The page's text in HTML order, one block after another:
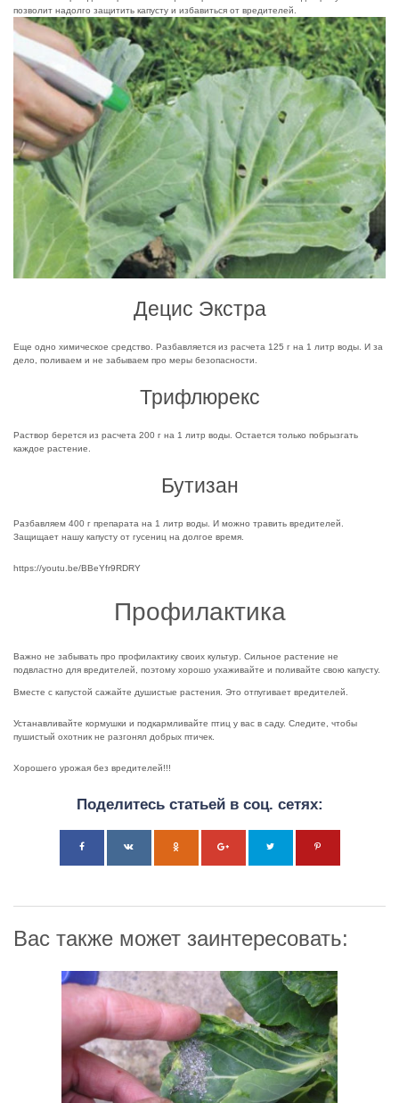
позволит надолго защитить капусту и избавиться от вредителей.
Децис Экстра
Еще одно химическое средство. Разбавляется из расчета 125 г на 1 литр воды. И за
дело, поливаем и не забываем про меры безопасности.
Трифлюрекс
Раствор берется из расчета 200 г на 1 литр воды. Остается только побрызгать
каждое растение.
Бутизан
Разбавляем 400 г препарата на 1 литр воды. И можно травить вредителей.
Защищает нашу капусту от гусениц на долгое время.
https://youtu.be/BBeYfr9RDRY
Профилактика
Важно не забывать про профилактику своих культур. Сильное растение не
подвластно для вредителей, поэтому хорошо ухаживайте и поливайте свою капусту.
Вместе с капустой сажайте душистые растения. Это отпугивает вредителей.
Устанавливайте кормушки и подкармливайте птиц у вас в саду. Следите, чтобы
пушистый охотник не разгонял добрых птичек.
Хорошего урожая без вредителей!!!
Поделитесь статьей в соц. сетях:
Вас также может заинтересовать: